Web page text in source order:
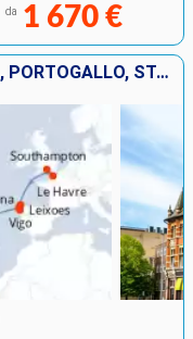
da 1 670 €
REGNO UNITO, FRANCIA, SPAGNA, PORTOGALLO, STATI UNITI